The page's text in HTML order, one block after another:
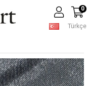
Türkçe
0